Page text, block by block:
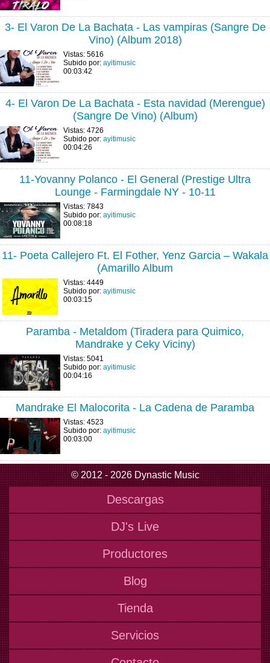
3- El Varon De La Bachata - Las vampiras (Sangre De
Vino) (Album 2018)
Vistas: 5616
Subido por: ayitimusic
00:03:42
4- El Varon De La Bachata - Esta navidad (Merengue)
(Sangre De Vino) (Album)
Vistas: 4726
Subido por: ayitimusic
00:04:26
11-Yovanny Polanco - El General (Prestige Ultra
Lounge - Farmingdale NY - 10-11
Vistas: 7843
Subido por: ayitimusic
00:08:18
11- Poeta Callejero Ft. El Fother, Yenz Garcia – Wakala
(Amarillo Album
Vistas: 4449
Subido por: ayitimusic
00:03:15
Paramba - Metaldom (Tiradera para Quimico,
Mandrake y Ceky Viciny)
Vistas: 5041
Subido por: ayitimusic
00:04:16
Mandrake El Malocorita - La Cadena de Paramba
Vistas: 4523
Subido por: ayitimusic
00:03:00
© 2012 - 2026 Dynastic Music
Descargas
DJ's Live
Productores
Blog
Tienda
Servicios